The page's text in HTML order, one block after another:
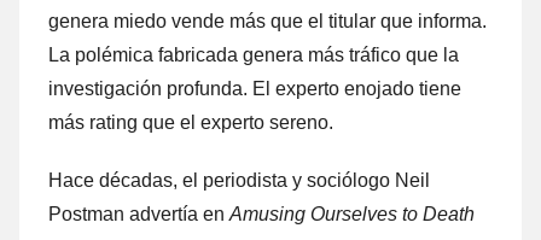
genera miedo vende más que el titular que informa.
La polémica fabricada genera más tráfico que la
investigación profunda. El experto enojado tiene
más rating que el experto sereno.
Hace décadas, el periodista y sociólogo Neil
Postman advertía enAmusing Ourselves to Death